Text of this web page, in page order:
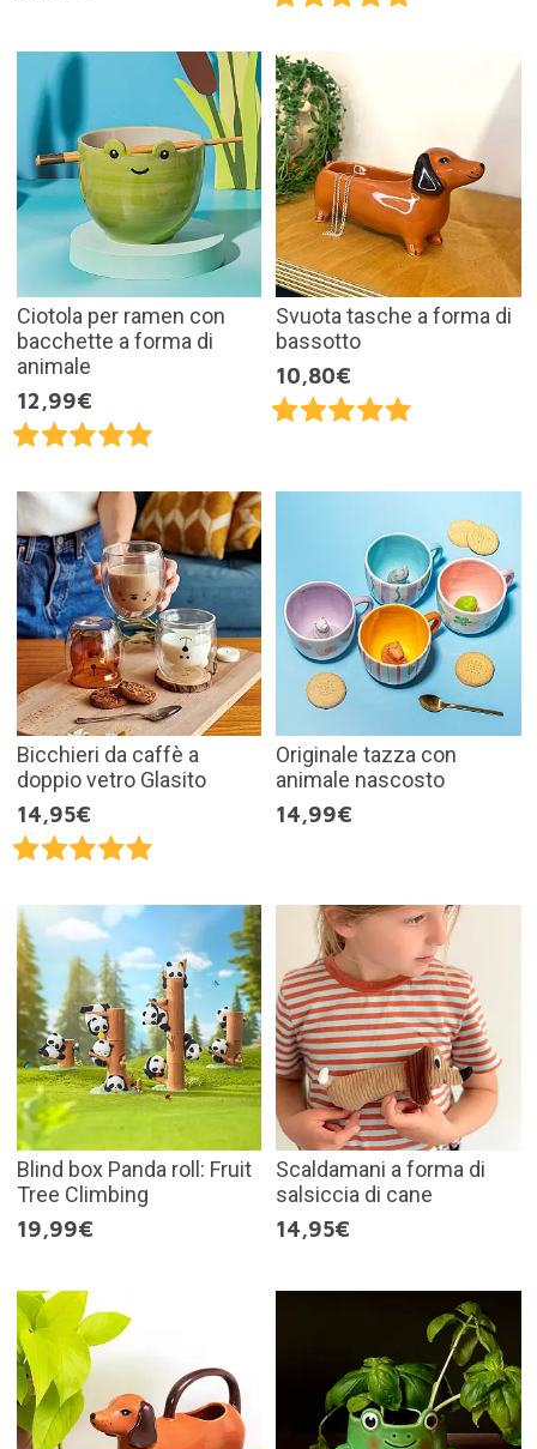
Ciotola per ramen con
bacchette a forma di
animale
12,99€
Svuota tasche a forma di
bassotto
10,80€
Bicchieri da caffè a
doppio vetro Glasito
14,95€
Originale tazza con
animale nascosto
14,99€
Blind box Panda roll: Fruit
Tree Climbing
19,99€
Scaldamani a forma di
salsiccia di cane
14,95€